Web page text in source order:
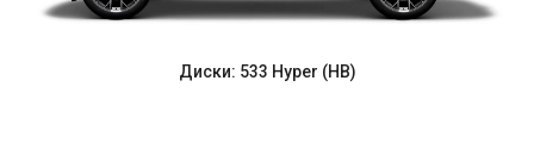
Диски: 533 Hyper (HB)